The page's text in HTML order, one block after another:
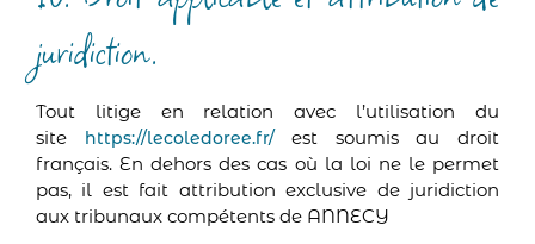
juridiction.
Tout litige en relation avec l’utilisation du
site
https://lecoledoree.fr/est soumis au droit
français. En dehors des cas où la loi ne le permet
pas, il est fait attribution exclusive de juridiction
aux tribunaux compétents de ANNECY